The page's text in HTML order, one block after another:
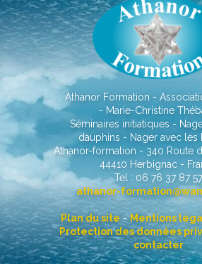
Athanor Formation -
- Marie-Christine
Séminaires initiatiques -
dauphins - Nager avec les
Athanor-formation - 340 Route
44410 Herbignac -
Tel : 06 76 37 87 57
athanor-
Plan du site-Mentions
Protection des données
contacter